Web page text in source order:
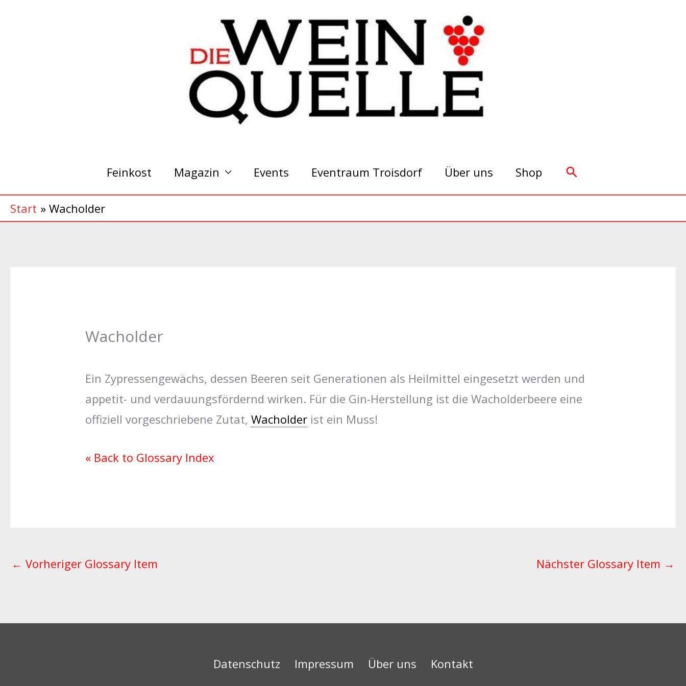
Feinkost Magazin Events Eventraum Troisdorf Über uns Shop Suchen
Start Wacholder
Wacholder
Ein Zypressengewächs, dessen Beeren seit Generationen als Heilmittel eingesetzt werden und
appetit- und verdauungsfördernd wirken. Für die Gin-Herstellung ist die Wacholderbeere eine
offiziell vorgeschriebene Zutat, Wacholderist ein Muss!
« Back to Glossary Index
← Vorheriger Glossary Item Nächster Glossary Item →
Datenschutz Impressum Über uns Kontakt